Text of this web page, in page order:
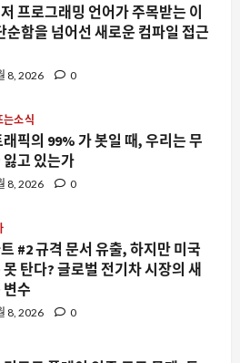
는소식
래픽의 99% 가 봇일 때, 우리는 무
고 있는가
8, 2026 0
#2 규격 문서 유출, 하지만 미국
탄다? 글로벌 전기차 시장의 새
변수
리모트 플레이 인증 코드 문제, 두
PC 사이에서 겪는 불편함과 해결 방
8, 2026 0